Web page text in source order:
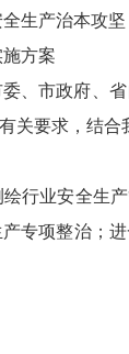
生产治本攻坚
方案
、市政府、
要求，结
行业安全生
项整治；